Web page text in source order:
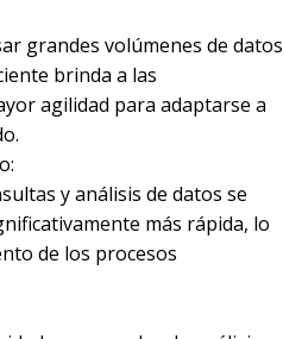
grandes volúmenes de datos
brinda a las
agilidad para adaptarse a
y análisis de datos se
más rápida, lo
de los procesos